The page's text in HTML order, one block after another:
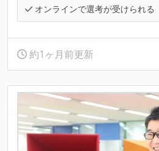
オンラインで選考が受けられる
約1ヶ月前更新